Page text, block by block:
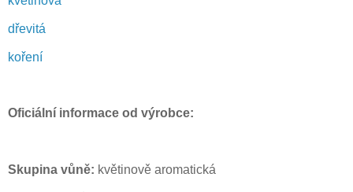
dřevitá
koření
Oficiální informace od výrobce:
Skupina vůně: květinově aromatická